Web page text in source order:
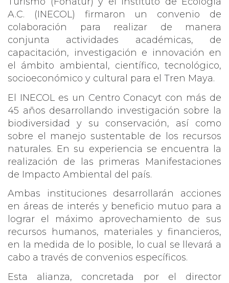
A.C. (INECOL) firmaron un convenio de
colaboración para realizar de manera
conjunta actividades académicas, de
capacitación, investigación e innovación en
el ámbito ambiental, científico, tecnológico,
socioeconómico y cultural para el Tren Maya.
El INECOL es un Centro Conacyt con más de
45 años desarrollando investigación sobre la
biodiversidad y su conservación, así como
sobre el manejo sustentable de los recursos
naturales. En su experiencia se encuentra la
realización de las primeras Manifestaciones
de Impacto Ambiental del país.
Ambas instituciones desarrollarán acciones
en áreas de interés y beneficio mutuo para a
lograr el máximo aprovechamiento de sus
recursos humanos, materiales y financieros,
en la medida de lo posible, lo cual se llevará a
cabo a través de convenios específicos.
Esta alianza, concretada por el director